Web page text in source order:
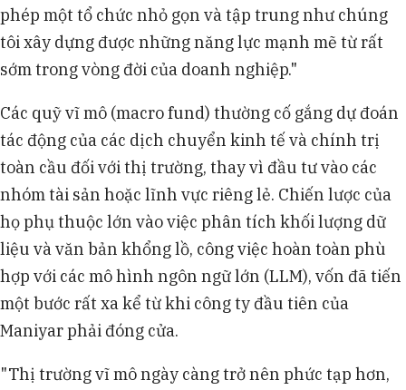
phép một tổ chức nhỏ gọn và tập trung như chúng
tôi xây dựng được những năng lực mạnh mẽ từ rất
sớm trong vòng đời của doanh nghiệp."
Các quỹ vĩ mô (macro fund) thường cố gắng dự đoán
tác động của các dịch chuyển kinh tế và chính trị
toàn cầu đối với thị trường, thay vì đầu tư vào các
nhóm tài sản hoặc lĩnh vực riêng lẻ. Chiến lược của
họ phụ thuộc lớn vào việc phân tích khối lượng dữ
liệu và văn bản khổng lồ, công việc hoàn toàn phù
hợp với các mô hình ngôn ngữ lớn (LLM), vốn đã tiến
một bước rất xa kể từ khi công ty đầu tiên của
Maniyar phải đóng cửa.
"Thị trường vĩ mô ngày càng trở nên phức tạp hơn,